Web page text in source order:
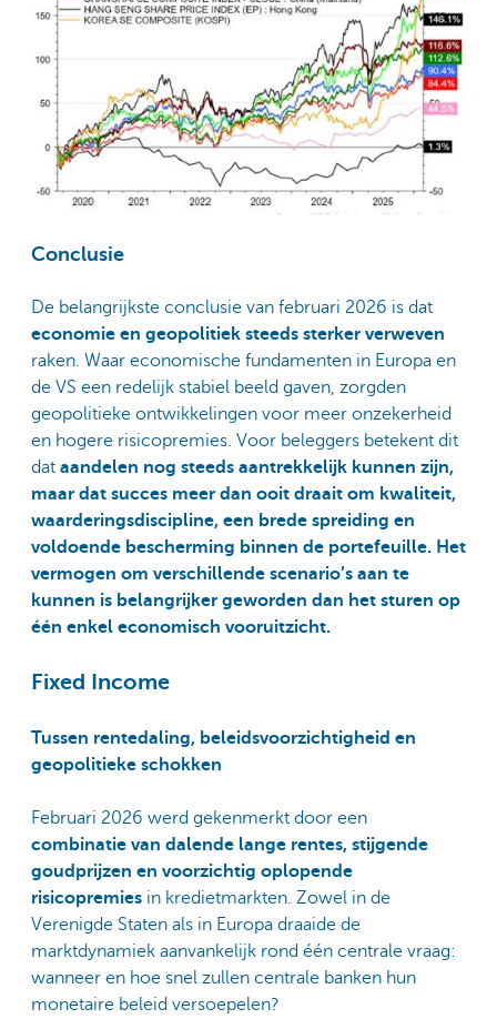
Conclusie
De belangrijkste conclusie van februari 2026 is dat
economie en geopolitiek steeds sterker verweven
raken. Waar economische fundamenten in Europa en
de VS een redelijk stabiel beeld gaven, zorgden
geopolitieke ontwikkelingen voor meer onzekerheid
en hogere risicopremies. Voor beleggers betekent dit
dat aandelen nog steeds aantrekkelijk kunnen zijn,
maar dat succes meer dan ooit draait om kwaliteit,
waarderingsdiscipline, een brede spreiding en
voldoende bescherming binnen de portefeuille. Het
vermogen om verschillende scenario’s aan te
kunnen is belangrijker geworden dan het sturen op
één enkel economisch vooruitzicht.
Fixed Income
Tussen rentedaling, beleidsvoorzichtigheid en
geopolitieke schokken
Februari 2026 werd gekenmerkt door een
combinatie van dalende lange rentes, stijgende
goudprijzen en voorzichtig oplopende
risicopremies in kredietmarkten. Zowel in de
Verenigde Staten als in Europa draaide de
marktdynamiek aanvankelijk rond één centrale vraag:
wanneer en hoe snel zullen centrale banken hun
monetaire beleid versoepelen?